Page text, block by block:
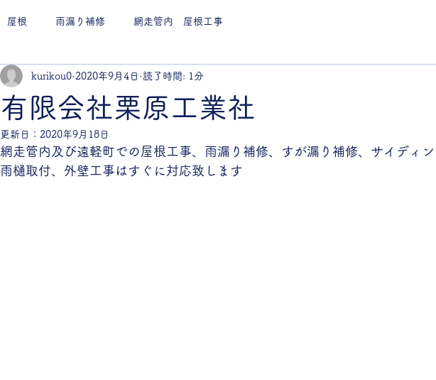
屋根 雨漏り補修 網走管内 屋根工事
有限会社栗原工業社
kurikou0 2020年9月4日 読了時間: 1分
更新日： 2020年9月18日
網走管内及び遠軽町での屋根工事、雨漏り補修、すが漏り補修、サイディ
雨樋取付、外壁工事はすぐに対応致します